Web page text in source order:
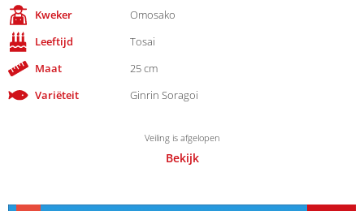
Kweker
Omosako
Leeftijd
Tosai
Maat
25 cm
Variëteit
Ginrin Soragoi
Veiling is afgelopen
Bekijk